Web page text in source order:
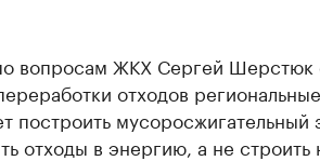
вопросам ЖКХ Сергей Шерстюк
отходов
построить мусоросжигательный
отходы в энергию, а не строить